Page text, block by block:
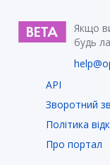
Якщо
будь
API
Зворотний
Політика
Про портал